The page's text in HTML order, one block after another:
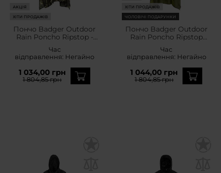
АКЦІЯ
ХІТИ ПРОДАЖІВ
Пончо Badger Outdoor
Rain Poncho Ripstop -
Час
відправлення: Негайно
1 034,00 грн
1 804,85 грн
ХІТИ ПРОДАЖІВ
ЧОЛОВІЧІ ПОДАРУНКИ
Пончо Badger Outdoor
Rain Poncho Ripstop
Час
відправлення: Негайно
1 044,00 грн
1 804,85 грн